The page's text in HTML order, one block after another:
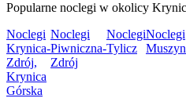
Popularne noclegi w okolicy
Noclegi
Krynica-
Zdrój,
Krynica
Górska
Noclegi
Piwniczna-
Zdrój
Noclegi
Tylicz
Noclegi